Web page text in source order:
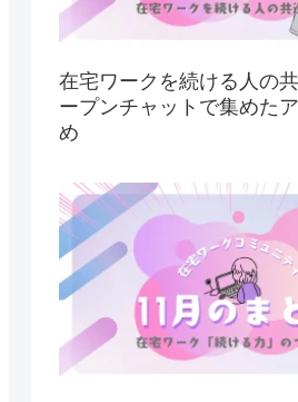
在宅ワークを続ける人の
ープンチャットで集めた
め